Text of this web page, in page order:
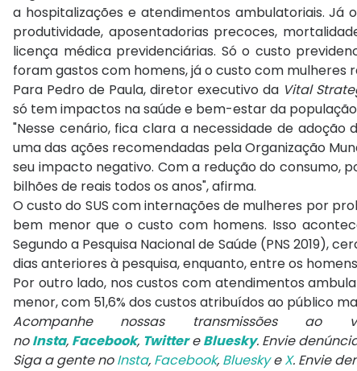
a hospitalizações e atendimentos ambulatoriais. Já
produtividade, aposentadorias precoces,
licença médica previdenciárias. Só o custo
foram gastos com homens, já o custo com mulheres
Para Pedro de Paula, diretor executivo da Vital
só tem impactos na saúde e bem-estar da
"Nesse cenário, fica clara a necessidade de
uma das ações recomendadas pela Organização
seu impacto negativo. Com a redução do consumo,
bilhões de reais todos os anos", afirma.
O custo do SUS com internações de mulheres por
bem menor que o custo com homens. Isso
Segundo a Pesquisa Nacional de Saúde (PNS 2019),
dias anteriores à pesquisa, enquanto, entre os
Por outro lado, nos custos com atendimentos
menor, com 51,6% dos custos atribuídos ao público
Acompanhe nossas transmissões
noInsta, Facebook, TwittereBluesky. Envie
Siga a gente noInsta, Facebook, BlueskyeX. Envie